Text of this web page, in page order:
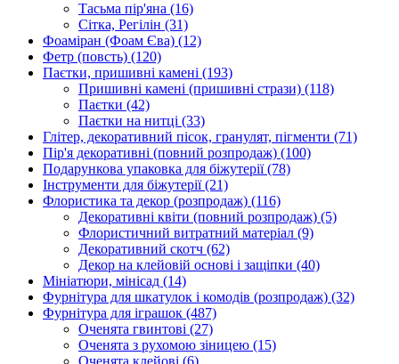
Тасьма пір'яна (16)
Сітка, Регілін (31)
Фоаміран (Фоам Єва) (12)
Фетр (повсть) (120)
Паєтки, пришивні камені (193)
Пришивні камені (пришивні стрази) (118)
Паєтки (42)
Паєтки на нитці (33)
Глітер, декоративний пісок, гранулят, пігменти (71)
Пір'я декоративні (повний розпродаж) (100)
Подарункова упаковка для біжутерії(78)
Інструменти для біжутерії(21)
Флористика та декор (розпродаж) (116)
Декоративні квіти (повний розпродаж) (5)
Флористичний витратний матеріал (9)
Декоративний скотч (62)
Декор на клейовій основі і защіпки (40)
Мініатюри, мінісад (14)
Фурнітура для шкатулок і комодів (розпродаж) (32)
Фурнітура для іграшок (487)
Оченята гвинтові (27)
Оченята з рухомою зіницею (15)
Оченята клейові (6)